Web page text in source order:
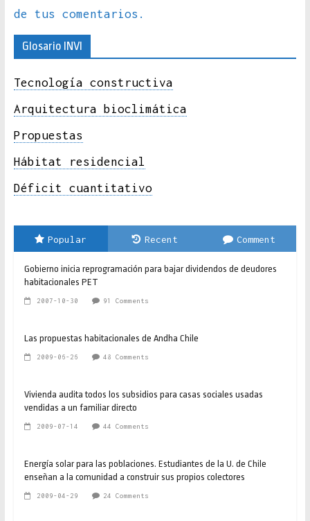
de tus comentarios.
Glosario INVI
Tecnología constructiva
Arquitectura bioclimática
Propuestas
Hábitat residencial
Déficit cuantitativo
Popular Recent Comment
Gobierno inicia reprogramación para bajar dividendos de deudores
habitacionales PET
2007-10-30 91 Comments
Las propuestas habitacionales de Andha Chile
2009-06-26 48 Comments
Vivienda audita todos los subsidios para casas sociales usadas
vendidas a un familiar directo
2009-07-14 44 Comments
Energía solar para las poblaciones. Estudiantes de la U. de Chile
enseñan a la comunidad a construir sus propios colectores
2009-04-29 24 Comments